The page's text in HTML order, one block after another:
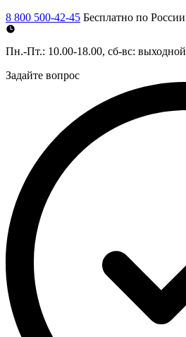
8 800 500-42-45 Бесплатно по России
Пн.-Пт.: 10.00-18.00, сб-вс: выходной
Задайте вопрос